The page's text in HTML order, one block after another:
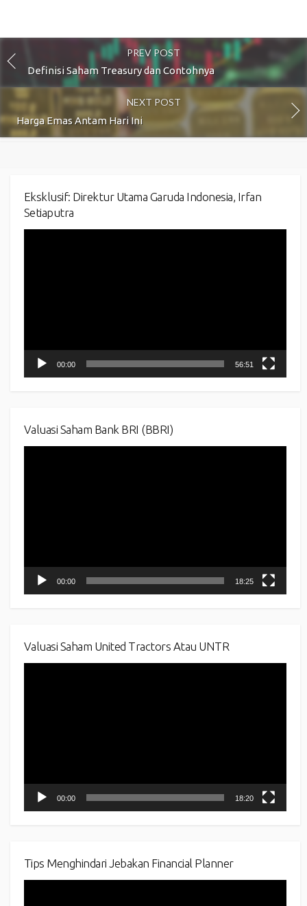
PREV POST
Definisi Saham Treasury dan Contohnya
NEXT POST
Harga Emas Antam Hari Ini
Eksklusif: Direktur Utama Garuda Indonesia, Irfan
Setiaputra
00:00 56:51
Valuasi Saham Bank BRI (BBRI)
00:00 18:25
Valuasi Saham United Tractors Atau UNTR
00:00 18:20
Tips Menghindari Jebakan Financial Planner